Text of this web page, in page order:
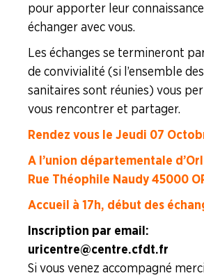
pour apporter leur
échanger avec vous.
Les échanges se termineront
de convivialité (si l’ensemble
sanitaires sont réunies) vous
vous rencontrer et partager.
Rendez vous le Jeudi 07
A l’union départementale
Rue Théophile Naudy 45000
Accueil à 17h, début des
Inscription par email :
uricentre@centre.cfdt.fr
Si vous venez accompagné